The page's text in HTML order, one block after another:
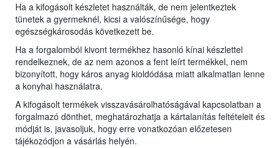
Ha a kifogásolt készletet használták, de nem jelentkeztek
tünetek a gyermeknél, kicsi a valószínűsége, hogy
egészségkárosodás következett be.
Ha a forgalomból kivont termékhez hasonló kínai készlettel
rendelkeznek, de az nem azonos a fent leírt termékkel, nem
bizonyított, hogy káros anyag kioldódása miatt alkalmatlan lenne
a konyhai használatra.
A kifogásolt termékek visszavásárolhatóságával kapcsolatban a
forgalmazó dönthet, meghatározhatja a kártalanítás feltételeit és
módját is, javasoljuk, hogy erre vonatkozóan előzetesen
tájékozódjon a vásárlás helyén.